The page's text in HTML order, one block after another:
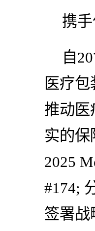
携
自
医疗
推动医
实的
2025
#174;
签署战